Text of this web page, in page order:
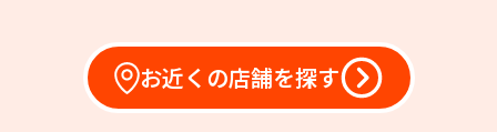
お近くの店舗を探す